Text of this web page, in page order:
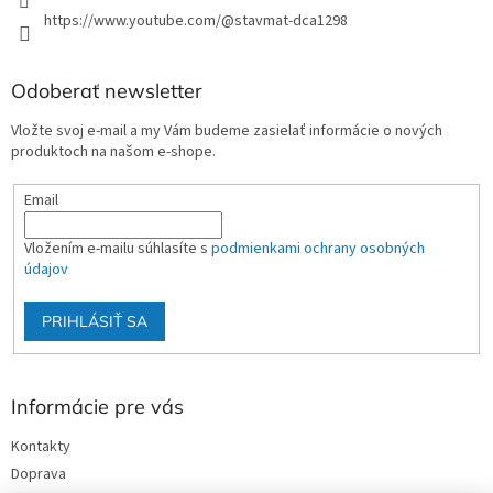
https://www.youtube.com/@stavmat-dca1298
Odoberať newsletter
Vložte svoj e-mail a my Vám budeme zasielať informácie o nových
produktoch na našom e-shope.
Email
Vložením e-mailu súhlasíte s podmienkami ochrany osobných
údajov
PRIHLÁSIŤ SA
Informácie pre vás
Kontakty
Doprava